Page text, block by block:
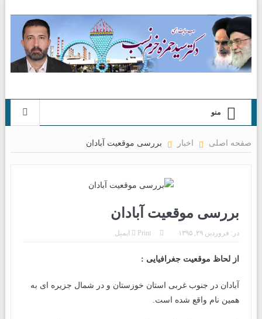
منو
صفحه اصلی اخبار بررسی موقعیت آبادان
بررسی موقعیت آبادان
در: فروردین ۲۹, ۱۳۹۵ Print ایمیل
از لحاظ موقعیت جغرافیایی :
آبادان در جنوب غربی استان خوزستان و در شمال جزیره ای به
همین نام واقع شده است.